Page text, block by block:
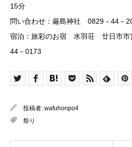
15分
問い合わせ：厳島神社 0829－44－
宿泊：旅彩のお宿 水羽荘 廿日市市
44－0173
投稿者: wafuhonpo4
祭り